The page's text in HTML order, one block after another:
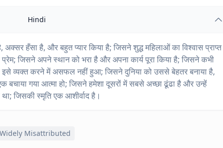
Hindi
हँसा है, और बहुत प्यार किया है; जिसने शुद्ध महिलाओं का विश्वास प्राप्त
प्रेम; जिसने अपने स्थान को भरा है और अपना कार्य पूरा किया है; जिसने कभी
इसे व्यक्त करने में असफल नहीं हुआ; जिसने दुनिया को उससे बेहतर बनाया है,
बचाया गया आत्मा हो; जिसने हमेशा दूसरों में सबसे अच्छा ढूंढा है और उन्हें
जिसकी स्मृति एक आशीर्वाद है।
Widely Misattributed